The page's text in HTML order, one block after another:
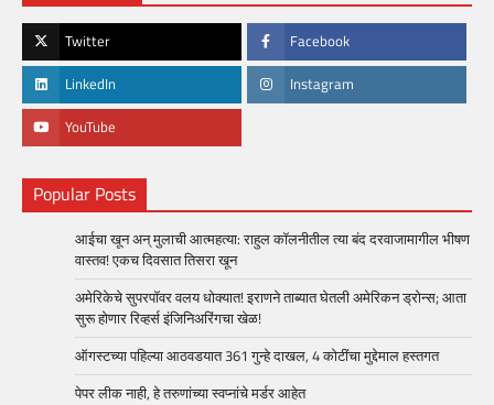
Twitter Facebook
LinkedIn Instagram
YouTube
Popular Posts
आईचा खून अन् मुलाची आत्महत्या: राहुल कॉलनीतील त्या बंद दरवाजामागील भीषण
वास्तव! एकच दिवसात तिसरा खून
अमेरिकेचे सुपरपॉवर वलय धोक्यात! इराणने ताब्यात घेतली अमेरिकन ड्रोन्स; आता
सुरू होणार रिव्हर्स इंजिनिअरिंगचा खेळ!
ऑगस्टच्या पहिल्या आठवडयात 361 गुन्हे दाखल, 4 कोटींचा मुद्देमाल हस्तगत
पेपर लीक नाही, हे तरुणांच्या स्वप्नांचे मर्डर आहेत